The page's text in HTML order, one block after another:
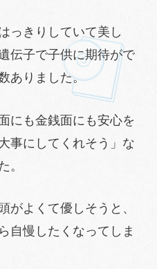
っきりしていて美し
伝子で子供に期待がで
ありました。
にも金銭面にも安心を
事にしてくれそう」な
。
がよくて優しそうと、
自慢したくなってしま